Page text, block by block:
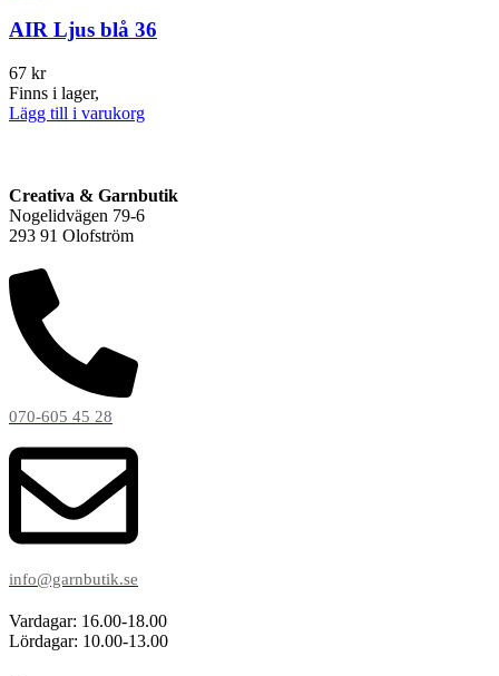
AIR Ljus blå 36
67 kr
Finns i lager,
Lägg till i varukorg
Creativa & Garnbutik
Nogelidvägen 79-6
293 91 Olofström
070-605 45 28
info@garnbutik.se
Vardagar: 16.00-18.00
Lördagar: 10.00-13.00